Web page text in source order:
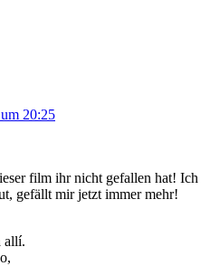
20:25
film ihr nicht gefallen hat! Ich
gefällt mir jetzt immer mehr!
allí.